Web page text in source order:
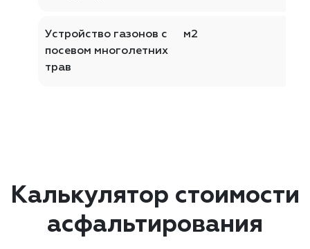
Устройство газонов с
посевом многолетних
трав
м2
Калькулятор стоимости
асфальтирования